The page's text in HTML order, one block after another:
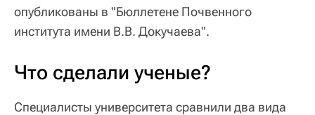
опубликованы в "Бюллетене Почвенного
института имени В.В. Докучаева".
Что сделали ученые?
Специалисты университета сравнили два вида